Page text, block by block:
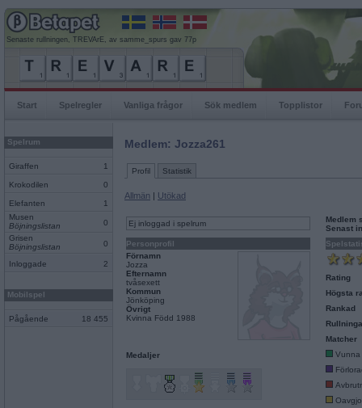
Senaste rullningen, TREVArE, av samme_spurs gav 77p
Start Spelregler Vanliga frågor Sök medlem Topplistor
Spelrum
Giraffen 1
Krokodilen 0
Elefanten
1
Musen
Böjningslistan
0
Grisen
Böjningslistan
0
Inloggade 2
Mobilspel
Pågående 18 455
Medlem: Jozza261
Profil Statistik
Allmän | Utökad
Ej inloggad i spelrum
Personprofil
Förnamn
Jozza
Efternamn
tvåsexett
Kommun
Jönköping
Övrigt
Kvinna Född 1988
Medaljer
Medlem
Senast
Rating
Högsta
Rankad
Matcher
Vunna